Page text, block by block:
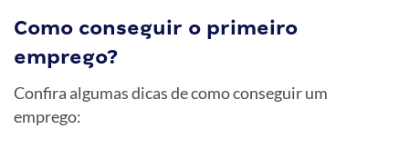
Como conseguir o primeiro
emprego?
Confira algumas dicas de como conseguir um
emprego: